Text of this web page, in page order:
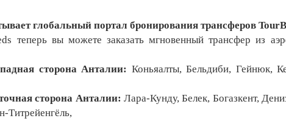
глобальный портал бронирования трансферов
теперь вы можете заказать мгновенный трансфер из
сторона Анталии: Коньяалты, Бельдиби, Гейнюк,
сторона Анталии: Лара-Кунду, Белек, Богазкент,
Титрейенгёль,